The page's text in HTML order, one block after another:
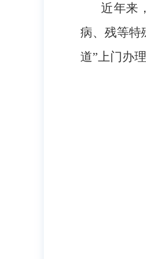
近年来
病、残等特
道”上门办